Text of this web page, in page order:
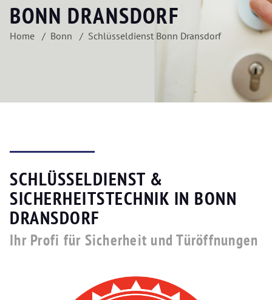
BONN DRANSDORF
Home Bonn Schlüsseldienst Bonn Dransdorf
SCHLÜSSELDIENST &
SICHERHEITSTECHNIK IN BONN
DRANSDORF
Ihr Profi für Sicherheit und Türöffnungen